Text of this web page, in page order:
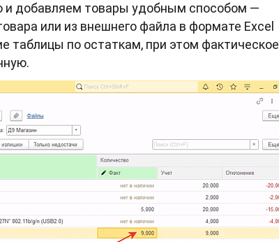
и добавляем товары удобным способом —
или из внешнего файла в формате Excel
таблицы по остаткам, при этом фактическое